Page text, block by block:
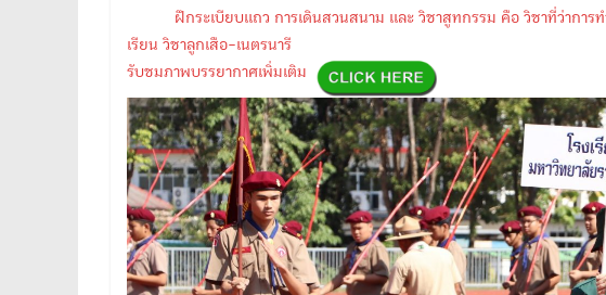
ฝึกระเบียบแถว การเดินสวนสนาม และ วิชาสูทกรรม คือ วิชาที่ว่าการท
เรียน วิชาลูกเสือ-เนตรนารี
รับชมภาพบรรยากาศเพิ่มเติม